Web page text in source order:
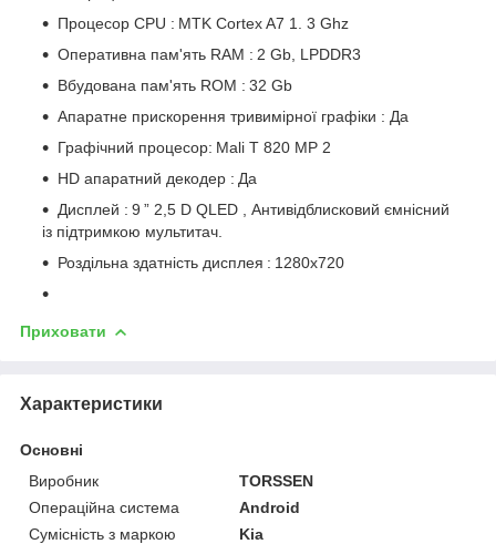
Процесор CPU : MTK Cortex A7 1.
3 Ghz
Оперативна пам'ять RAM : 2 Gb, LPDDR3
Вбудована пам'ять ROM : 32 Gb
Апаратне прискорення тривимірної графіки : Да
Графічний процесор: Mali T 820 MP 2
HD апаратний декодер : Да
Дисплей : 9 ” 2,5 D QLED
, Антивідблисковий ємнісний
із підтримкою мультитач.
Роздільна здатність дисплея : 1280x720
Приховати
Характеристики
Основні
Виробник
TORSSEN
Операційна система
Android
Сумісність з маркою
Kia